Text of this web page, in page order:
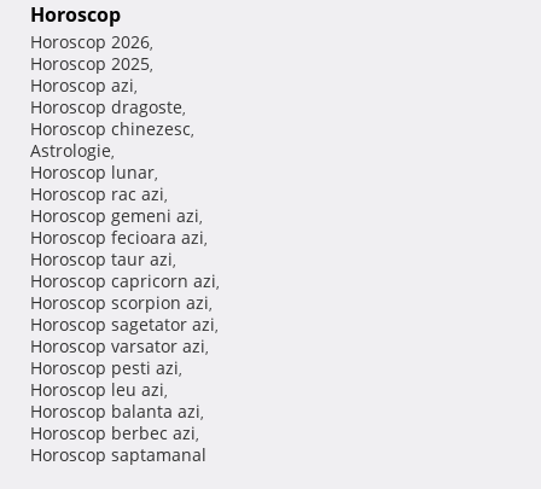
Horoscop
Horoscop 2026,
Horoscop 2025,
Horoscop azi,
Horoscop dragoste,
Horoscop chinezesc,
Astrologie,
Horoscop lunar,
Horoscop rac azi,
Horoscop gemeni azi,
Horoscop fecioara azi,
Horoscop taur azi,
Horoscop capricorn azi,
Horoscop scorpion azi,
Horoscop sagetator azi,
Horoscop varsator azi,
Horoscop pesti azi,
Horoscop leu azi,
Horoscop balanta azi,
Horoscop berbec azi,
Horoscop saptamanal